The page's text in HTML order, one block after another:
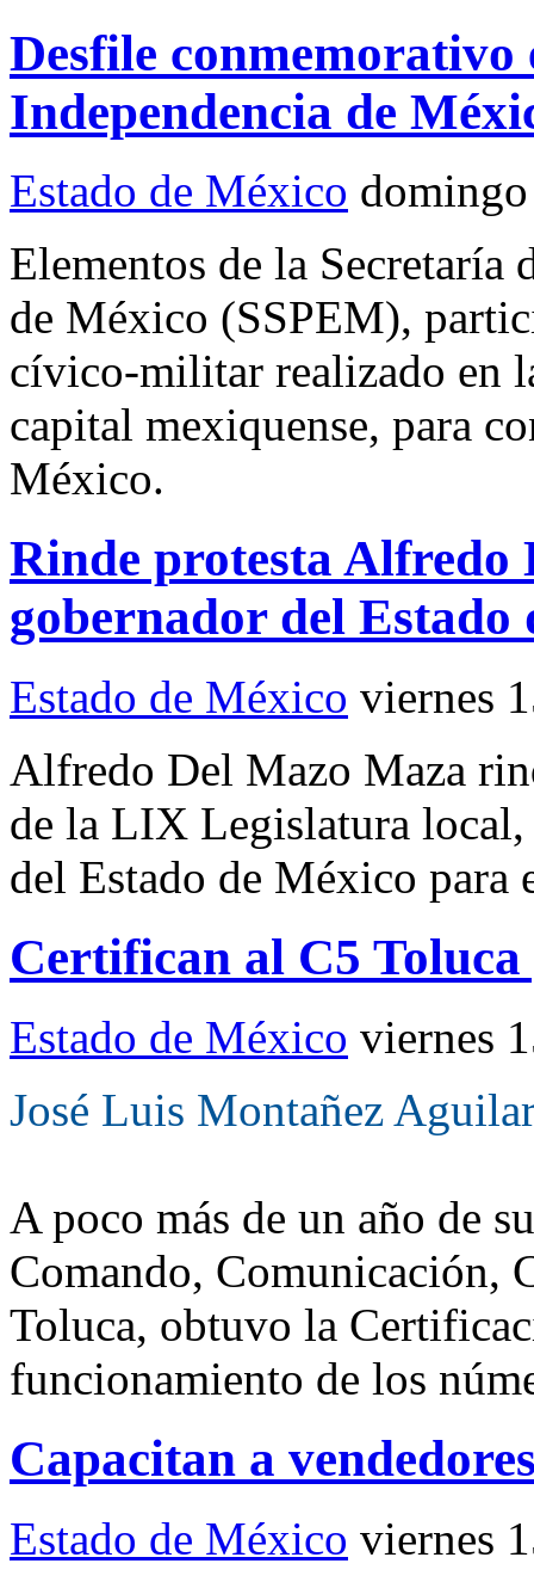
Desfile conmemorativo
Independencia de
Estado de México
Elementos de la Secretaría
de México (SSPEM),
cívico-militar realizado en
capital mexiquense, para
México.
Rinde protesta Alfredo
gobernador del Estado
Estado de México viernes
Alfredo Del Mazo Maza
de la LIX Legislatura
del Estado de México
Certifican al C5
Estado de México viernes
José Luis Montañez
A poco más de un año de
Comando, Comunicación,
Toluca, obtuvo la
funcionamiento de los
Capacitan a
Estado de México viernes